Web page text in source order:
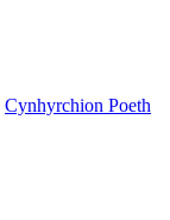
Cynhyrchion Poeth